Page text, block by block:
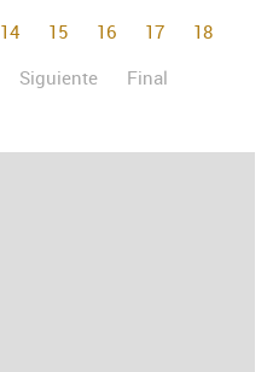
14 15 16 17
18
Siguiente Final